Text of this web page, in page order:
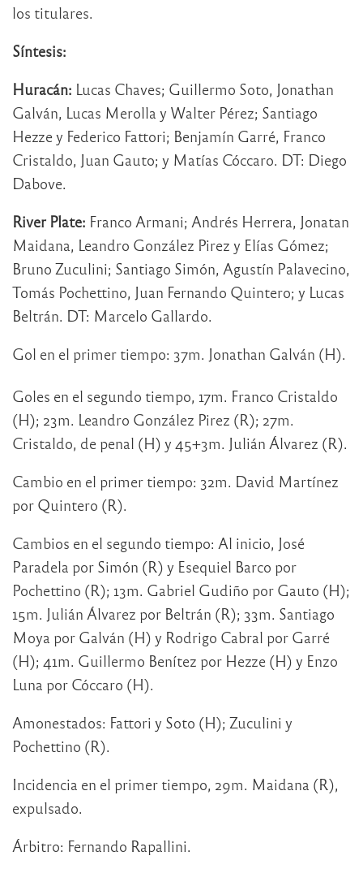
los titulares.
Síntesis:
Huracán: Lucas Chaves; Guillermo Soto, Jonathan
Galván, Lucas Merolla y Walter Pérez; Santiago
Hezze y Federico Fattori; Benjamín Garré, Franco
Cristaldo, Juan Gauto; y Matías Cóccaro. DT: Diego
Dabove.
River Plate: Franco Armani; Andrés Herrera, Jonatan
Maidana, Leandro González Pirez y Elías Gómez;
Bruno Zuculini; Santiago Simón, Agustín Palavecino,
Tomás Pochettino, Juan Fernando Quintero; y Lucas
Beltrán. DT: Marcelo Gallardo.
Gol en el primer tiempo: 37m. Jonathan Galván (H).
Goles en el segundo tiempo, 17m. Franco Cristaldo
(H); 23m. Leandro González Pirez (R); 27m.
Cristaldo, de penal (H) y 45+3m. Julián Álvarez (R).
Cambio en el primer tiempo: 32m. David Martínez
por Quintero (R).
Cambios en el segundo tiempo: Al inicio, José
Paradela por Simón (R) y Esequiel Barco por
Pochettino (R); 13m. Gabriel Gudiño por Gauto (H);
15m. Julián Álvarez por Beltrán (R); 33m. Santiago
Moya por Galván (H) y Rodrigo Cabral por Garré
(H); 41m. Guillermo Benítez por Hezze (H) y Enzo
Luna por Cóccaro (H).
Amonestados: Fattori y Soto (H); Zuculini y
Pochettino (R).
Incidencia en el primer tiempo, 29m. Maidana (R),
expulsado.
Árbitro: Fernando Rapallini.